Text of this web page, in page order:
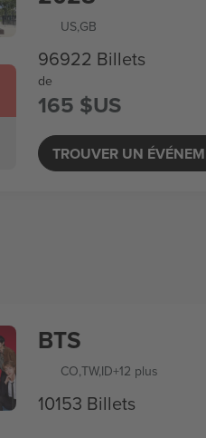
US,GB
96922 Billets
de
165 $US
TROUVER UN
BTS
CO,TW,ID+12 plus
10153 Billets